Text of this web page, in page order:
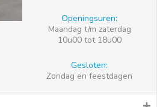
Openingsuren:
Maandag t/m zaterdag
10u00 tot 18u00
Gesloten:
Zondag en feestdagen